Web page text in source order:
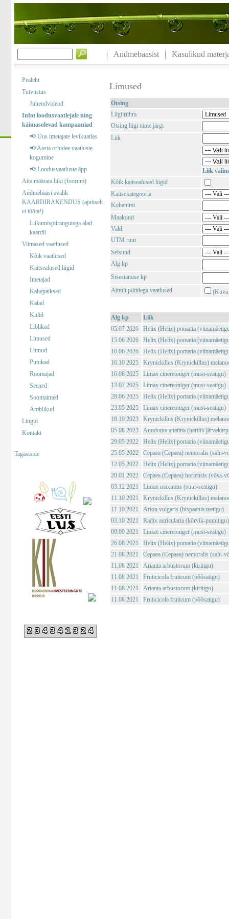
Andmebaasist Kasulikud
Pealeht
Tutvustus
Juhendvideod
Infot loodusvaatlejale ning
käimasolevad kampaaniad
📢 Uus imetajate levikuatlas
📢 Aasta orhidee vaatluste
kogumine
📢 Loodusvaatluste äpp
Aita määrata liiki (foorum)
Andmebaasi avalik
KAARDIRAKENDUS (ajutiselt
ei tööta!)
Liikumispiirangutega alad
kaardil
Viimased vaatlused
Kõik vaatlused
Kaitsealused liigid
Imetajad
Kahepaiksed
Kalad
Kiilid
Liblikad
Limused
Linnud
Putukad
Roomajad
Seened
Soontaimed
Ämblikud
Lingid
Kontakt
Tagasiside
234341324
Limused
Otsing
Liigi rühm
Otsing liigi nime järgi
Liik
Liik
Kõik kaitsealused liigid
Kaitsekategooria
Kohanimi
Maakond
Vald
UTM ruut
Seisund
Alg kp
Sisestamise kp
Ainult piltidega vaatlused
(Kuva
Alg kp
Liik
05.07 2026
Helix (Helix) pomatia
15.06 2026
Helix (Helix) pomatia
10.06 2026
Helix (Helix) pomatia
16.10 2025
Krynickillus (Krynickillus)
16.08 2025
Limax cinereoniger (must-seatigu)
13.07 2025
Limax cinereoniger (must-seatigu)
28.06 2025
Helix (Helix) pomatia
23.05 2025
Limax cinereoniger (must-seatigu)
18.10 2023
Krynickillus (Krynickillus)
05.08 2023
Anodonta anatina (harilik
29.05 2022
Helix (Helix) pomatia
25.05 2022
Cepaea (Cepaea) nemoralis (salu-
12.05 2022
Helix (Helix) pomatia
20.01 2022
Cepaea (Cepaea) hortensis (võsa-
03.12 2021
Limax maximus (suur-seatigu)
11.10 2021
Krynickillus (Krynickillus)
11.10 2021
Arion vulgaris (hispaania teetigu)
03.10 2021
Radix auricularia (kõrvik-punntigu)
09.09 2021
Limax cinereoniger (must-seatigu)
26.08 2021
Helix (Helix) pomatia
21.08 2021
Cepaea (Cepaea) nemoralis (salu-
11.08 2021
Arianta arbustorum (kiritigu)
11.08 2021
Fruticicola fruticum (põõsatigu)
11.08 2021
Arianta arbustorum (kiritigu)
11.08 2021
Fruticicola fruticum (põõsatigu)